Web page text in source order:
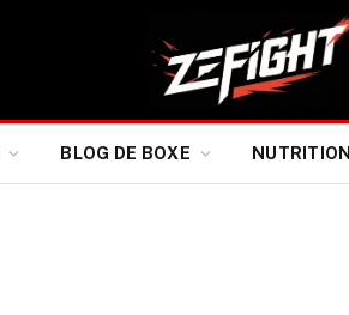
BLOG DE BOXE NUTRITION